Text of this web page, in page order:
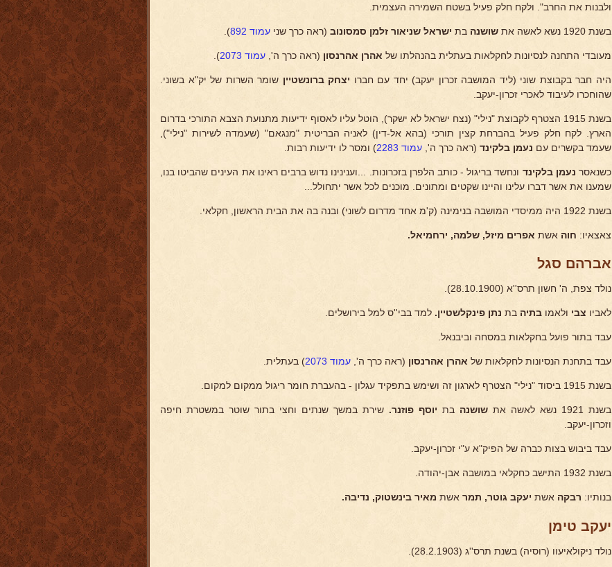
ולבנות את החרב". ולקח חלק פעיל בשטח השמירה העצמית.
בשנת 1920 נשא לאשה את שושנה בת ישראל שניאור זלמן סמסונוב (ראה כרך שני עמוד 892 ).
מעובדי התחנה לנסיונות לחקלאות בעתלית בהנהלתו של אהרן אהרנסון (ראה כרך ה', עמוד 2073 ).
היה חבר בקבוצת שוני (ליד המושבה זכרון יעקב) יחד עם חברו יצחק ברונשטיין שומר השרות של יק"א בשוני.
שהוחכרו לעיבוד לאכרי זכרון-יעקב.
בשנת 1915 הצטרף לקבוצת "נילי" (נצח ישראל לא ישקר), הוטל עליו לאסוף ידיעות מתנועת הצבא התורכי בדרום
הארץ. לקח חלק פעיל בהברחת קצין תורכי (בהא אל-דין) לאניה הבריטית "מנגאם" (שעמדה לשירות "נילי"),
שעמד בקשרים עם נעמן בלקינד (ראה כרך ה', עמוד 2283 ) ומסר לו ידיעות רבות.
כשנאסר נעמן בלקינד ונחשד בריגול - כותב הלפרן בזכרונות. ...וענינינו נדוש ברבים ראינו את העינים שהביטו בנו,
שמענו את אשר דברו עלינו והיינו שקטים ומתונים. מוכנים לכל אשר יתחולל...
בשנת 1922 היה ממיסדי המושבה בנימינה (ק'מ אחד מדרום לשוני) ובנה בה את הבית הראשון, חקלאי.
צאצאיו: חוה אשת אפרים מיזל, שלמה, ירחמיאל.
אברהם סגל
נולד צפת, ה' חשון תרס''א (28.10.1900).
לאביו צבי ולאמו בתיה בת נתן פינקלשטיין. למד בבי''ס למל בירושלים.
עבד בתור פועל בחקלאות במסחה וביבנאל.
עבד בתחנת הנסיונות לחקלאות של אהרן אהרנסון (ראה כרך ה', עמוד 2073 ) בעתלית.
בשנת 1915 ביסוד "נילי" הצטרף לארגון זה ושימש בתפקיד עגלון - בהעברת חומר ריגול ממקום למקום.
בשנת 1921 נשא לאשה את שושנה בת יוסף פוזנר. שירת במשך שנתים וחצי בתור שוטר במשטרת חיפה
וזכרון-יעקב.
עבד ביבוש בצות כברה של הפיק"א ע"י זכרון-יעקב.
בשנת 1932 התישב כחקלאי במושבה אבן-יהודה.
בנותיו: רבקה אשת יעקב גוטר, תמר אשת מאיר בינשטוק, נדיבה.
יעקב טימן
נולד ניקולאיעוו (רוסיה) בשנת תרס''ג (28.2.1903).